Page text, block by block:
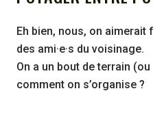
Eh bien, nous, on
des ami·e·s du voisinage.
On a un bout de terrain
comment on s’organise ?